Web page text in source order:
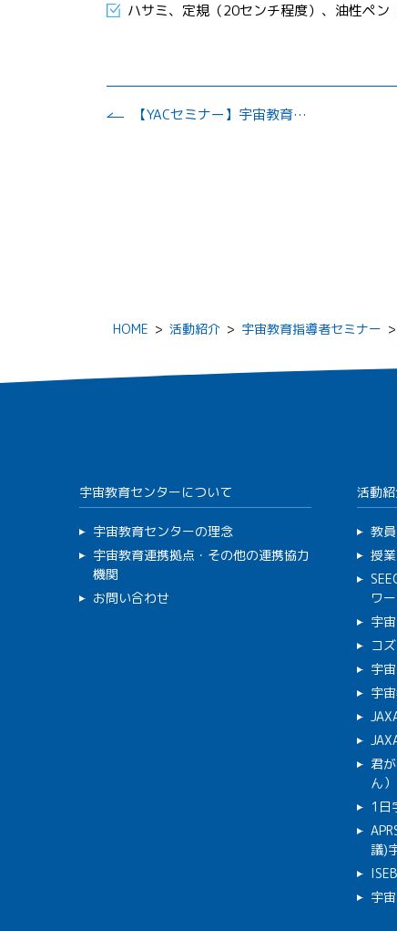
ハサミ、定規（20センチ程度）、油性ペン
【YACセミナー】宇宙教育指導者セミナー（12/9 角田会場）
HOME > 活動紹介 > 宇宙教育指導者セミナー >
宇宙教育センターについて
宇宙教育センターの理念
宇宙教育連携拠点・その他の連携協力
機関
お問い合わせ
活動
教
授
ワ
宇
コ
宇
宇
君
ん）
1日
議)
宇